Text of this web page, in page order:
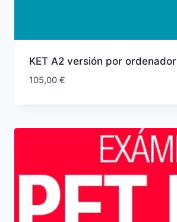
KET A2 versión por ordenador
105,00 €